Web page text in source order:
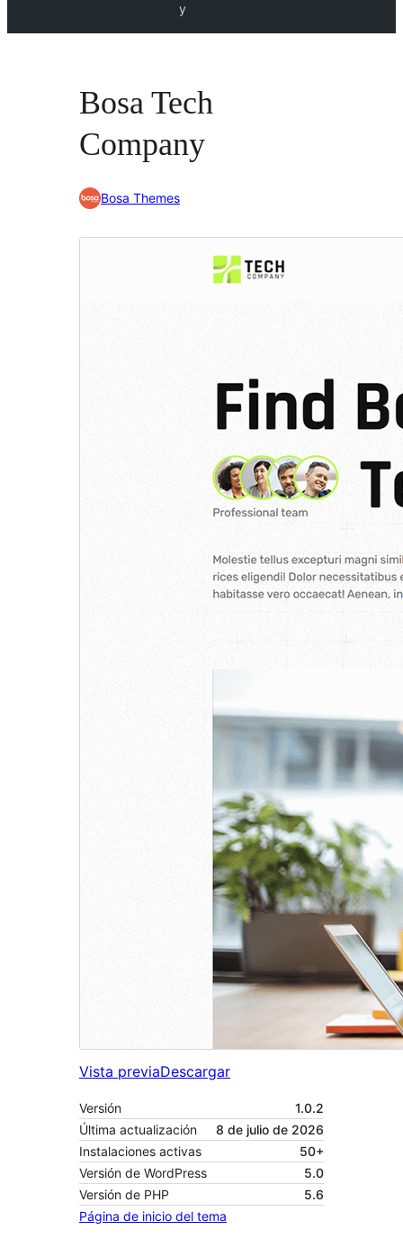
y
Bosa Tech
Company
Bosa Themes
Vista previaDescargar
Versión
1.0.2
Última actualización
8 de julio de 2026
Instalaciones activas
50+
Versión de WordPress
5.0
Versión de PHP
5.6
Página de inicio del tema